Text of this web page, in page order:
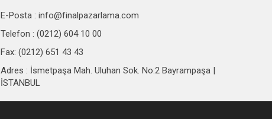
E-Posta :info@finalpazarlama.com
Telefon : (0212) 604 10 00
Fax: (0212) 651 43 43
Adres : İsmetpaşa Mah. Uluhan Sok. No:2 Bayrampaşa |
İSTANBUL